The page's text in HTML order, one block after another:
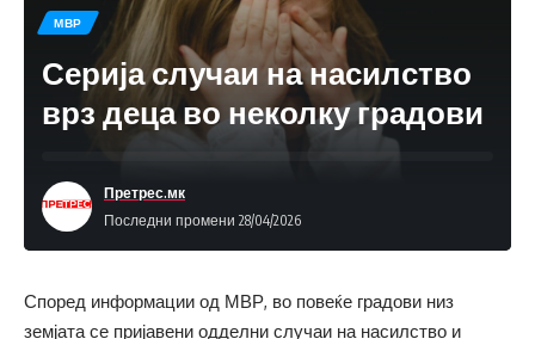
МВР
Серија случаи на насилство
врз деца во неколку градови
Последни промени 28/04/2026
Претрес.мк
Според информации од МВР, во повеќе градови низ
земјата се пријавени одделни случаи на насилство и